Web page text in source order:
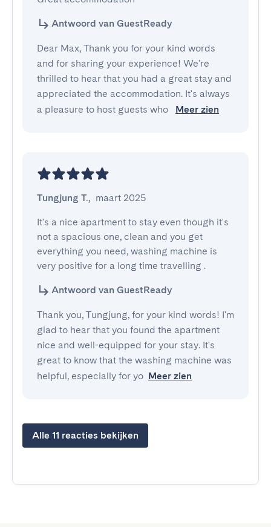
Antwoord van GuestReady
Dear Max, Thank you for your kind words
and for sharing your experience! We're
thrilled to hear that you had a great stay and
appreciated the accommodation. It's always
a pleasure to host guests who
Meer zien
Tungjung T., maart 2025
It's a nice apartment to stay even though it's
not a spacious one, clean and you get
everything you need, washing machine is
very positive for a long time travelling .
Antwoord van GuestReady
Thank you, Tungjung, for your kind words! I'm
glad to hear that you found the apartment
nice and well-equipped for your stay. It's
great to know that the washing machine was
helpful, especially for yo Meer zien
Alle 11 reacties bekijken